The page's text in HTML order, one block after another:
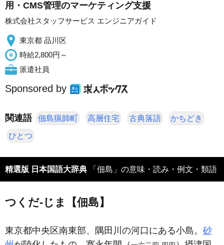
用・CMS管理のマーケティング支援
株式会社スタッフサービス エンジニアガイド
東京都 品川区
時給2,800円～
派遣社員
Sponsored by
関連語 佃島猟師町 高層住宅 古典落語 かちどき
ひとつ
精選版 日本国語大辞典 「佃島」の意味・読み・例文・類語
つくだ‐じま【佃島】
東京都中央区南東部、隅田川の河口にある小島。 砂